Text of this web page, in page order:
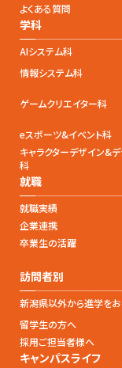
よくある質問
学科
AIシステム科
情報システム科
ゲームクリエイター科
eスポーツ&イベント科
キャラクターデザイン&
科
就職
就職実績
企業連携
卒業生の活躍
訪問者別
新潟県以外から進学を
留学生の方へ
採用ご担当者様へ
キャンパスライフ